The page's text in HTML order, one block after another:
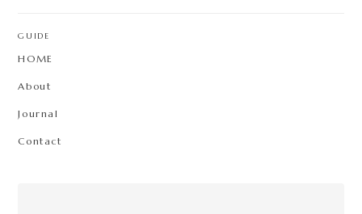
GUIDE
HOME
About
Journal
Contact